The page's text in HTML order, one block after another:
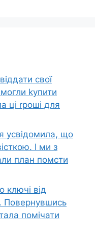
свої
kупити
ці rроші для
я усвідомила, що
І ми з
план помсти
ключі від
Повернувшись
помічати